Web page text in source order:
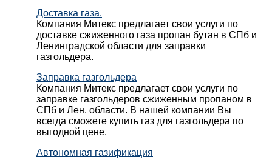
Доставка газа.
Компания Митекс предлагает свои услуги по
доставке сжиженного газа пропан бутан в СПб и
Ленинградской области для заправки
газгольдера.
Заправка газгольдера
Компания Митекс предлагает свои услуги по
заправке газгольдеров сжиженным пропаном в
СПб и Лен. области. В нашей компании Вы
всегда сможете купить газ для газгольдера по
выгодной цене.
Автономная газификация